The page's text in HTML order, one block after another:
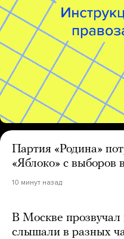
Партия «Родина»
«Яблоко» с выборов
10 минут назад
В Москве
слышали в разных